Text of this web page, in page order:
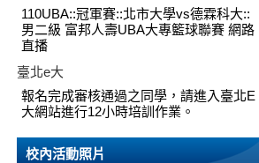
110UBA::冠軍賽::北市大學vs德霖科大::
男二級 富邦人壽UBA大專籃球聯賽 網路
直播
臺北e大
報名完成審核通過之同學，請進入臺北E
大網站進行12小時培訓作業。
校內活動照片